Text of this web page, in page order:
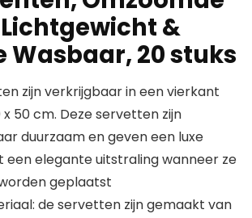
&
Wasbaar, 20 stuks
zijn verkrijgbaar in een vierkant
50 cm. Deze servetten zijn
duurzaam en geven een luxe
een elegante uitstraling wanneer ze
geplaatst
de servetten zijn gemaakt van